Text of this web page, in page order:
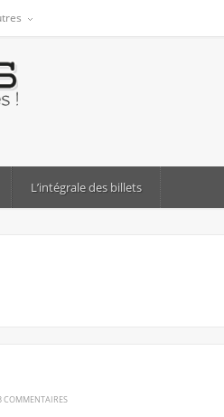
L’intégrale des billets
COMMENTAIRES